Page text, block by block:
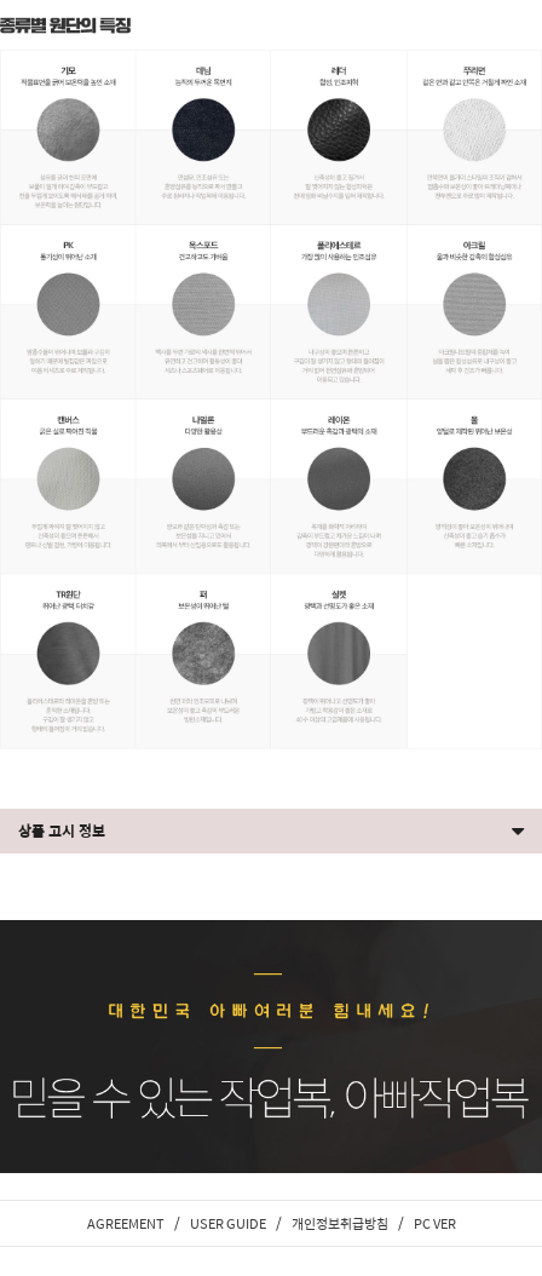
상품 고시 정보
AGREEMENT / USER GUIDE / 개인정보취급방침 / PC VER